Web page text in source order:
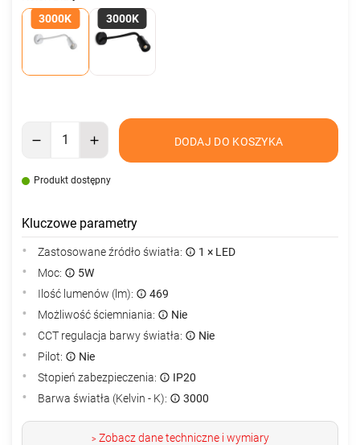
3000K
3000K
DODAJ DO KOSZYKA
Produkt dostępny
Kluczowe parametry
Zastosowane źródło światła:
1 × LED
Moc:
5W
Ilość lumenów (lm):
469
Możliwość ściemniania:
Nie
CCT regulacja barwy światła:
Nie
Pilot:
Nie
Stopień zabezpieczenia:
IP20
Barwa światła (Kelvin - K):
3000
>Zobacz dane techniczne i wymiary